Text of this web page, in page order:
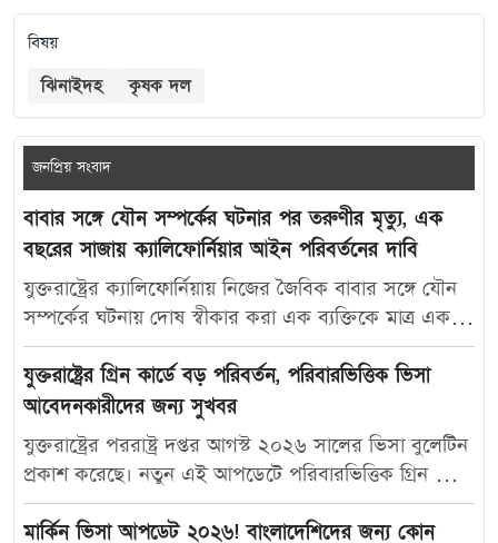
বিষয়
ঝিনাইদহ কৃষক দল
জনপ্রিয় সংবাদ
বাবার সঙ্গে যৌন সম্পর্কের ঘটনার পর তরুণীর মৃত্যু, এক
বছরের সাজায় ক্যালিফোর্নিয়ার আইন পরিবর্তনের দাবি
যুক্তরাষ্ট্রের ক্যালিফোর্নিয়ায় নিজের জৈবিক বাবার সঙ্গে যৌন
সম্পর্কের ঘটনায় দোষ স্বীকার করা এক ব্যক্তিকে মাত্র এক
বছরের কারাদণ্ড দেওয়ায় নতুন করে বিতর্ক তৈরি হয়েছে।
আদালতের এই রায়ে অসন্তোষ প্রকাশ করে ভুক্তভোগী
তরুণীর মা ক্যালিফোর্নিয়ার যৌন অপরাধ-সংক্রান্ত আইন
আরও কঠোর করার দাবি জানিয়েছেন। মার্কিন সংবাদমাধ্যম
দ্য ক্যালিফোর্নিয়া পোস্ট-কে দেওয়া সাক্ষাৎকারে ক্যারোলিনা
স্যান্ডোভাল বলেন, তার মেয়ে মাকাইলা রেনে সেটলসের নামে
নতুন আইন প্রণয়ন করা উচিত, যাতে ভবিষ্যতে এ ধরনের
যুক্তরাষ্ট্রের গ্রিন কার্ডে বড় পরিবর্তন, পরিবারভিত্তিক ভিসা
আবেদনকারীদের জন্য সুখবর
যুক্তরাষ্ট্রের পররাষ্ট্র দপ্তর আগস্ট ২০২৬ সালের ভিসা বুলেটিন
প্রকাশ করেছে। নতুন এই আপডেটে পরিবারভিত্তিক গ্রিন কার্ড
আবেদনকারীদের জন্য বেশ কিছু গুরুত্বপূর্ণ অগ্রগতি দেখা
গেছে। বিশেষ করে যুক্তরাষ্ট্রের স্থায়ী বাসিন্দাদের স্বামী, স্ত্রী ও
মার্কিন ভিসা আপডেট ২০২৬! বাংলাদেশিদের জন্য কোন